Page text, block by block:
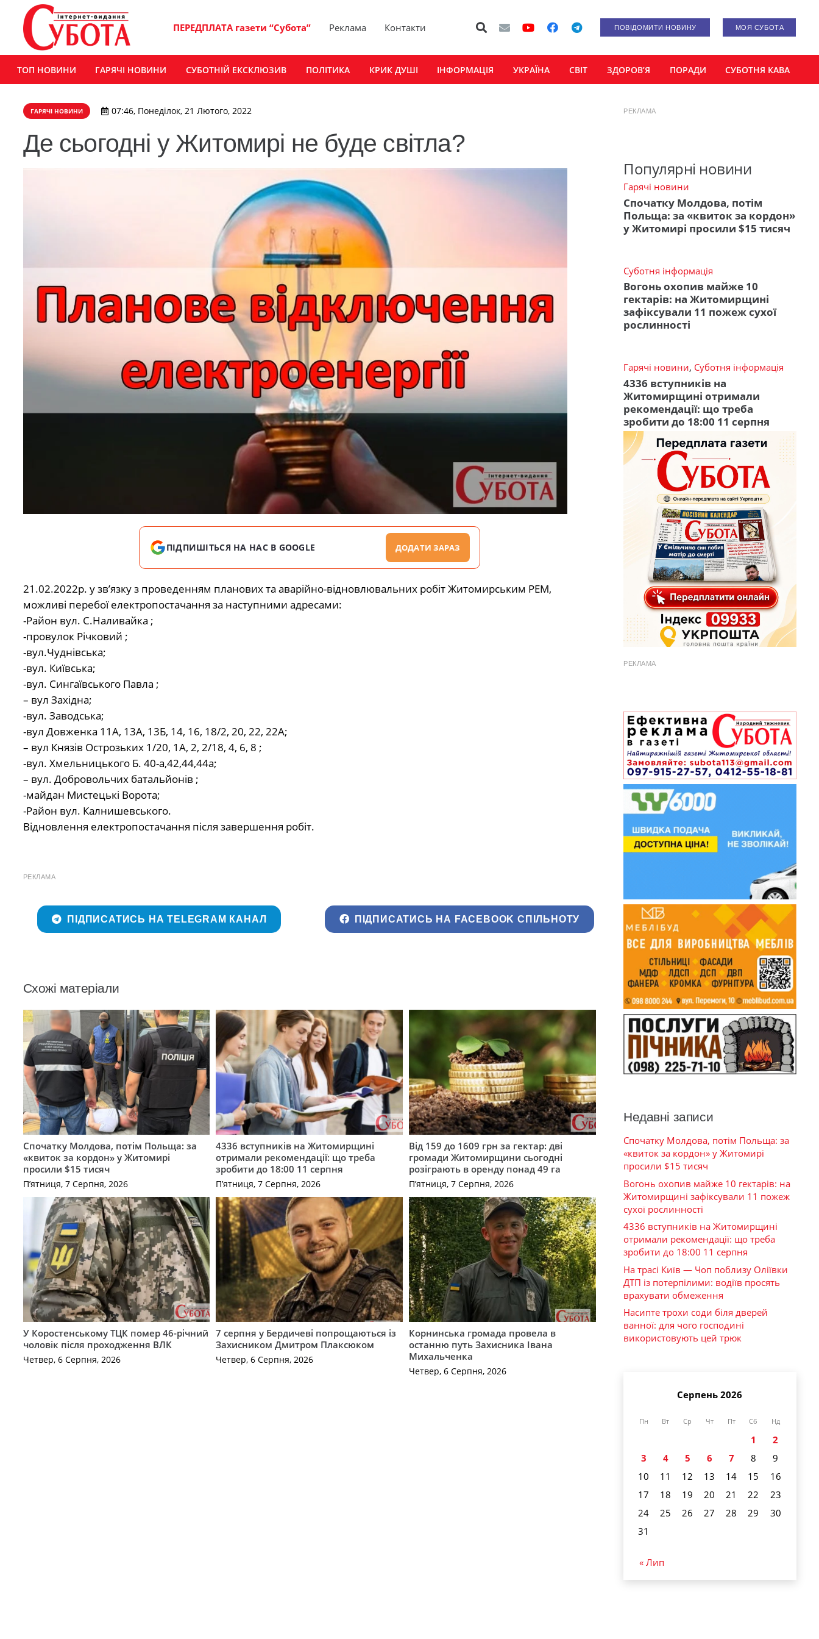
ПЕРЕДПЛАТА газети “Субота” Реклама Контакти ПОВІДОМИТИ НОВИНУ МОЯ СУБОТА
ТОП НОВИНИ ГАРЯЧІ НОВИНИ СУБОТНІЙ ЕКСКЛЮЗИВ ПОЛІТИКА КРИК ДУШІ ІНФОРМАЦІЯ УКРАЇНА СВІТ ЗДОРОВ’Я ПОРАДИ СУБОТНЯ КАВА
ГАРЯЧІ НОВИНИ 07:46, Понеділок, 21 Лютого, 2022
Де сьогодні у Житомирі не буде світла?
ПІДПИШІТЬСЯ НА НАС В GOOGLE ДОДАТИ ЗАРАЗ
21.02.2022р. у зв’язку з проведенням планових та аварійно-відновлювальних робіт Житомирським РЕМ,
можливі перебої електропостачання за наступними адресами:
-Район вул. С.Наливайка ;
-провулок Річковий ;
-вул.Чуднівська;
-вул. Київська;
-вул. Сингаївського Павла ;
– вул Західна;
-вул. Заводська;
-вул Довженка 11А, 13А, 13Б, 14, 16, 18/2, 20, 22, 22А;
– вул Князів Острозьких 1/20, 1А, 2, 2/18, 4, 6, 8 ;
-вул. Хмельницького Б. 40-а,42,44,44а;
– вул. Добровольчих батальйонів ;
-майдан Мистецькі Ворота;
-Район вул. Калнишевського.
Відновлення електропостачання після завершення робіт.
РЕКЛАМА
ПІДПИСАТИСЬ НА TELEGRAM КАНАЛ ПІДПИСАТИСЬ НА FACEBOOK СПІЛЬНОТУ
Схожі матеріали
Спочатку Молдова, потім Польща: за
«квиток за кордон» у Житомирі
просили $15 тисяч
П’ятниця, 7 Серпня, 2026
4336 вступників на Житомирщині
отримали рекомендації: що треба
зробити до 18:00 11 серпня
П’ятниця, 7 Серпня, 2026
Від 159 до 1609 грн за гектар: дві
громади Житомирщини сьогодні
розіграють в оренду понад 49 га
П’ятниця, 7 Серпня, 2026
У Коростенському ТЦК помер 46-річний
чоловік після проходження ВЛК
Четвер, 6 Серпня, 2026
7 серпня у Бердичеві попрощаються із
Захисником Дмитром Плаксюком
Четвер, 6 Серпня, 2026
Корнинська громада провела в
останню путь Захисника Івана
Михальченка
Четвер, 6 Серпня, 2026
РЕКЛАМА
Популярні новини
Гарячі новини
Спочатку Молдова, потім
Польща: за «квиток за кордон»
у Житомирі просили $15 тисяч
Суботня інформація
Вогонь охопив майже 10
гектарів: на Житомирщині
зафіксували 11 пожеж сухої
рослинності
Гарячі новини, Суботня інформація
4336 вступників на
Житомирщині отримали
рекомендації: що треба
зробити до 18:00 11 серпня
РЕКЛАМА
Недавні записи
Спочатку Молдова, потім Польща: за
«квиток за кордон» у Житомирі
просили $15 тисяч
Вогонь охопив майже 10 гектарів: на
Житомирщині зафіксували 11 пожеж
сухої рослинності
4336 вступників на Житомирщині
отримали рекомендації: що треба
зробити до 18:00 11 серпня
На трасі Київ — Чоп поблизу Оліївки
ДТП із потерпілими: водіїв просять
врахувати обмеження
Насипте трохи соди біля дверей
ванної: для чого господині
використовують цей трюк
Серпень 2026
Пн Вт Ср Чт Пт Сб Нд
1
2
3
4 5 6 7 8
9
10
11 12 13 14 15
16
17
18 19 20 21 22
23
24
25 26 27 28 29
30
31
« Лип